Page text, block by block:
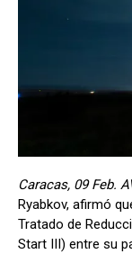
Caracas, 09 Feb.
Ryabkov, afirmó
Tratado de
Start III) entre su